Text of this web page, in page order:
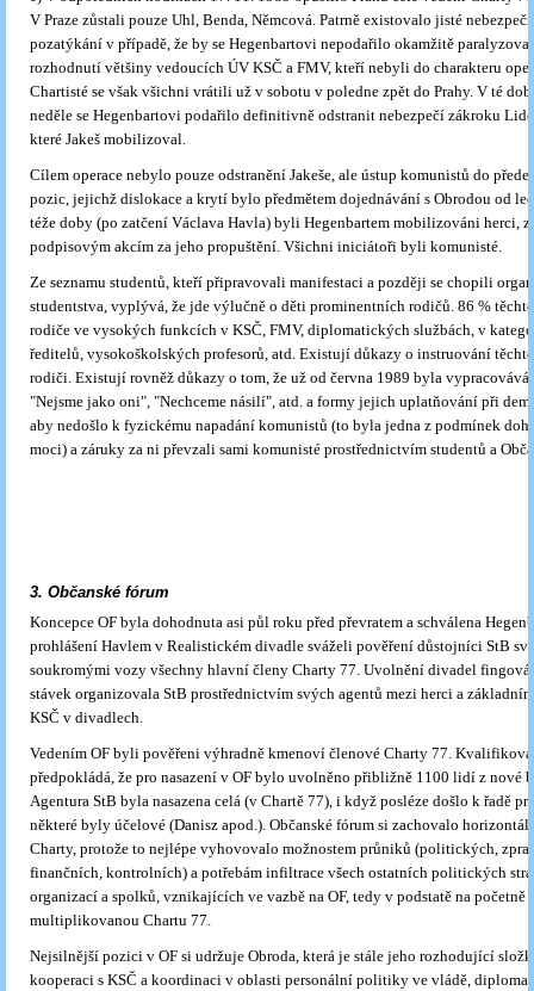
V Praze zůstali pouze Uhl, Benda, Němcová. Patrně existovalo jisté
pozatýkání v případě, že by se Hegenbartovi nepodařilo okamžitě
rozhodnutí většiny vedoucích ÚV KSČ a FMV, kteří nebyli do charakteru
Chartisté se však všichni vrátili už v sobotu v poledne zpět do Prahy. V té
neděle se Hegenbartovi podařilo definitivně odstranit nebezpečí zákroku
které Jakeš mobi­lizoval.
Cílem operace nebylo pouze odstranění Jakeše, ale ústup komunistů do
pozic, jejichž dislokace a krytí bylo předmětem dojednávání s Obrodou od
téže doby (po zatčení Václava Havla) byli Hegenbartem mobilizováni herci,
podpisovým akcím za jeho propuštění. Všichni iniciátoři byli komunisté.
Ze seznamu studentů, kteří připravovali manifestaci a později se chopili
studentstva, vyplývá, že jde výlučně o děti prominentních rodičů. 86 %
rodiče ve vysokých funkcích v KSČ, FMV, diplomatických službách, v
ředitelů, vysokoškolských profesorů, atd. Existují důkazy o instruování
rodiči. Existují rovněž důkazy o tom, že už od června 1989 byla
"Nejsme jako oni", "Nechceme násilí", atd. a formy jejich uplatňování při
aby nedošlo k fyzickému napadání komunistů (to byla jedna z podmínek
moci) a záruky za ni převzali sami komunisté prostřednictvím studentů a
3. Občanské fórum
Koncepce OF byla dohodnuta asi půl roku před převratem a schválena
prohlášení Havlem v Realistickém divadle sváželi pověření důstojníci StB
soukromými vozy všechny hlavní členy Charty 77. Uvolnění divadel
stávek organizovala StB prostřednictvím svých agentů mezi herci a
KSČ v divadlech.
Vedením OF byli pověřeni výhradně kmenoví členové Charty 77.
předpokládá, že pro nasazení v OF bylo uvolněno přibližně 1100 lidí z nové
Agentura StB byla nasazena celá (v Chartě 77), i když posléze došlo k řadě
některé byly účelové (Danisz apod.). Občanské fórum si zachovalo
Charty, protože to nejlépe vyhovovalo možnostem průniků (politických,
finančních, kontrolních) a potřebám infiltrace všech ostatních politických
organizací a spolků, vznikajících ve vazbě na OF, tedy v podstatě na početně
multiplikovanou Chartu 77.
Nejsilnější pozici v OF si udržuje Obroda, která je stále jeho rozhodující
kooperaci s KSČ a koordinaci v oblasti personální politiky ve vládě,